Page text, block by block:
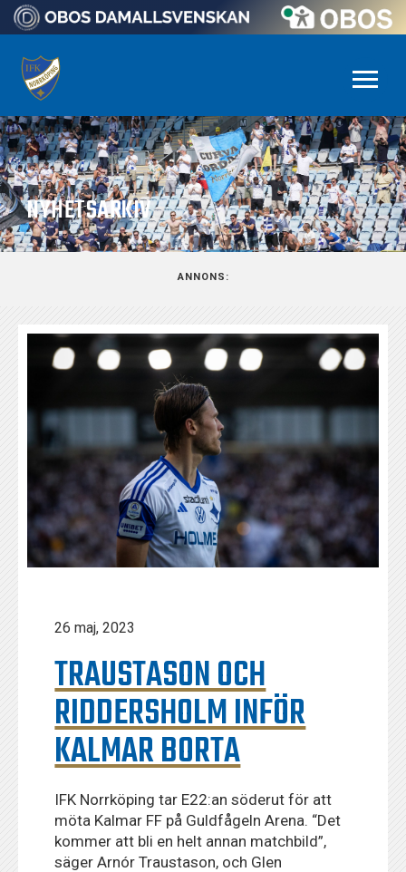
NYHETSARKIV
ANNONS:
26 maj, 2023
TRAUSTASON OCH
RIDDERSHOLM INFÖR
KALMAR BORTA
IFK Norrköping tar E22:an söderut för att
möta Kalmar FF på Guldfågeln Arena. “Det
kommer att bli en helt annan matchbild”,
säger Arnór Traustason, och Glen